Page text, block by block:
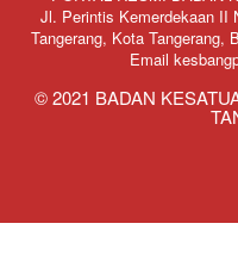
Jl. Perintis Kemerdekaan II
Tangerang, Kota Tangerang,
Email
© 2021 BADAN